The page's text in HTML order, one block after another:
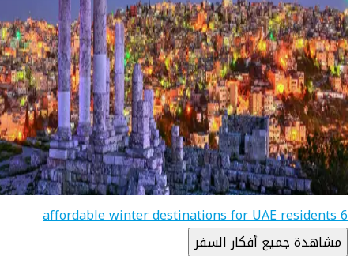
6 affordable winter destinations for UAE residents
مشاهدة جميع أفكار السفر